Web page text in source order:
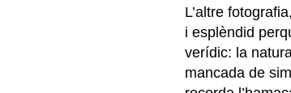
L’altre
i esplèndid
verídic: la
mancada de